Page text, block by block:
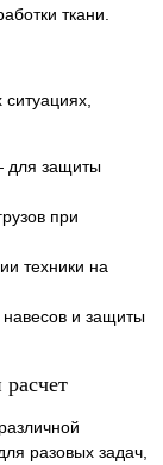
ткани.
для защиты
при
техники на
и защиты
разовых задач,